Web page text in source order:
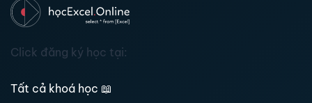
Click đăng ký học tại:
Tất cả khoá học 📖